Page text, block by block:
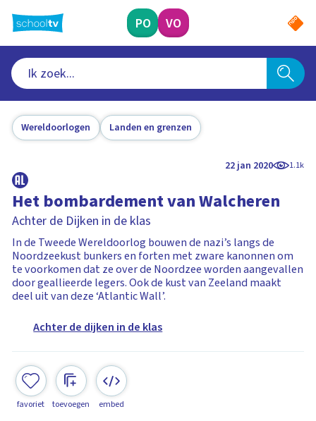
naar
hoofdinhoud
PO VO
Wereldoorlogen Landen en grenzen
22 jan 2020 1.1k
Het bombardement van Walcheren
Achter de Dijken in de klas
In de Tweede Wereldoorlog bouwen de nazi’s langs de
Noordzeekust bunkers en forten met zware kanonnen om
te voorkomen dat ze over de Noordzee worden aangevallen
door geallieerde legers. Ook de kust van Zeeland maakt
deel uit van deze ‘Atlantic Wall’.
Achter de dijken in de klas
favoriet toevoegen embed